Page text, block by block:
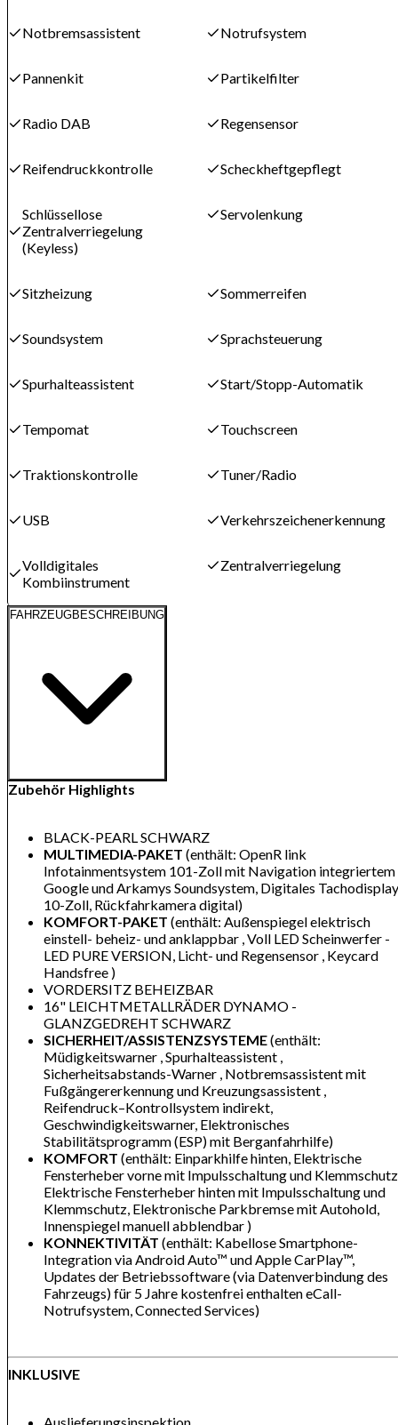
Notbremsassistent Notrufsystem
Pannenkit Partikelfilter
Radio DAB Regensensor
Reifendruckkontrolle Scheckheftgepflegt
Schlüssellose
Zentralverriegelung
(Keyless)
Servolenkung
Sitzheizung Sommerreifen
Soundsystem Sprachsteuerung
Spurhalteassistent Start/Stopp-Automatik
Tempomat Touchscreen
Traktionskontrolle Tuner/Radio
USB Verkehrszeichenerkennung
Volldigitales
Kombiinstrument
Zentralverriegelung
FAHRZEUGBESCHREIBUNG
Zubehör Highlights
BLACK-PEARL SCHWARZ
MULTIMEDIA-PAKET (enthält: OpenR link
Infotainmentsystem 101-Zoll mit Navigation integriertem
Google und Arkamys Soundsystem, Digitales Tachodisplay
10-Zoll, Rückfahrkamera digital)
KOMFORT-PAKET (enthält: Außenspiegel elektrisch
einstell- beheiz- und anklappbar , Voll LED Scheinwerfer -
LED PURE VERSION, Licht- und Regensensor , Keycard
Handsfree )
VORDERSITZ BEHEIZBAR
16" LEICHTMETALLRÄDER DYNAMO -
GLANZGEDREHT SCHWARZ
SICHERHEIT/ASSISTENZSYSTEME(enthält:
Müdigkeitswarner , Spurhalteassistent ,
Sicherheitsabstands-Warner , Notbremsassistent mit
Fußgängererkennung und Kreuzungsassistent ,
Reifendruck–Kontrollsystem indirekt,
Geschwindigkeitswarner, Elektronisches
Stabilitätsprogramm (ESP) mit Berganfahrhilfe)
KOMFORT (enthält: Einparkhilfe hinten, Elektrische
Fensterheber vorne mit Impulsschaltung und
Elektrische Fensterheber hinten mit Impulsschaltung und
Klemmschutz, Elektronische Parkbremse mit Autohold,
Innenspiegel manuell abblendbar )
KONNEKTIVITÄT (enthält: Kabellose Smartphone-
Integration via Android Auto™ und Apple CarPlay™,
Updates der Betriebssoftware (via Datenverbindung des
Fahrzeugs) für 5 Jahre kostenfrei enthalten eCall-
Notrufsystem, Connected Services)
INKLUSIVE